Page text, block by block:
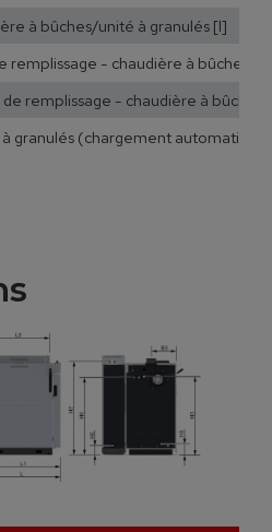
à bûches/unité à granulés [l]
remplissage - chaudière à bûches
remplissage - chaudière à bûches
granulés (chargement